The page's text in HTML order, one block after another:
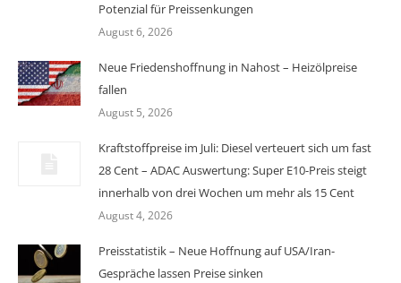
Potenzial für Preissenkungen
August 6, 2026
Neue Friedenshoffnung in Nahost – Heizölpreise
fallen
August 5, 2026
Kraftstoffpreise im Juli: Diesel verteuert sich um fast
28 Cent – ADAC Auswertung: Super E10-Preis steigt
innerhalb von drei Wochen um mehr als 15 Cent
August 4, 2026
Preisstatistik – Neue Hoffnung auf USA/Iran-
Gespräche lassen Preise sinken